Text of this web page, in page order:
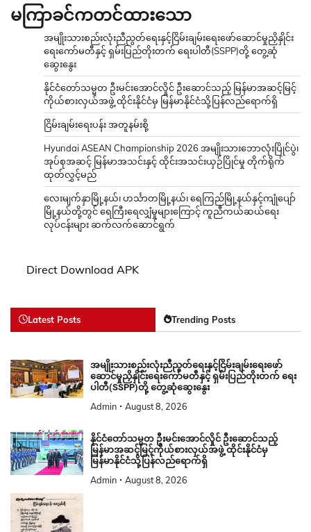
အမျိုးသားစည်းလုံးညီညွတ်ရေးနှင့်ငြိမ်းချမ်းရေးဖော်ဆောင်မှုညှိနှိုင်း
ဆွေးနွေး
နိုင်ငံတော်သမ္မတ ဦးမင်းအောင်လှိုင် ဦးဆောင်သည့် မြန်မာအဆင့်မြင့်
ကိုယ်စားလှယ်အဖွဲ့ ထိုင်းနိုင်ငံမှ မြန်မာနိုင်ငံသို့ပြန်လည်ရောက်ရှိ
ငြိမ်းချမ်းရေးပန်း အတူနမ်းစို့
Hyundai ASEAN Championship 2026 အမျိုးသားဘောလုံးပြိုင်ပွဲ၊
အုပ်စုအဆင့် မြန်မာအသင်းနှင့် ထိုင်းအသင်းယှဉ်ပြိုင်မှု တိုက်ရိုက်
ထုတ်လွှင့်မည်
လေးမျက်နှာမြို့နယ်၊ ဟင်္သာတမြို့နယ်၊ ရေကြည်မြို့နယ်နှင့်ကျုံပျော်
မြို့နယ်တို့တွင် ရေကြီးရေလျှံမှုများကြောင့် ကူညီကယ်ဆယ်ရေး
လုပ်ငန်းများ ဆက်လက်ဆောင်ရွက်
ပါတီ(SSPP)တို့ တွေ့ဆုံဆွေးနွေး
Admin August 8, 2026
မြန်မာနိုင်ငံသို့ပြန်လည်ရောက်ရှိ
Admin August 8, 2026